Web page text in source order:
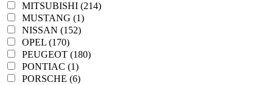
MITSUBISHI (214)
MUSTANG (1)
NISSAN (152)
OPEL (170)
PEUGEOT (180)
PONTIAC (1)
PORSCHE (6)